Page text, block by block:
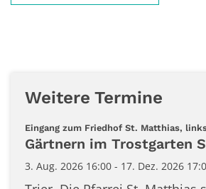
Weitere Termine
Eingang zum Friedhof St. Matthias,
Gärtnern im Trostgarten
3. Aug. 2026 16:00 - 17. Dez. 2026